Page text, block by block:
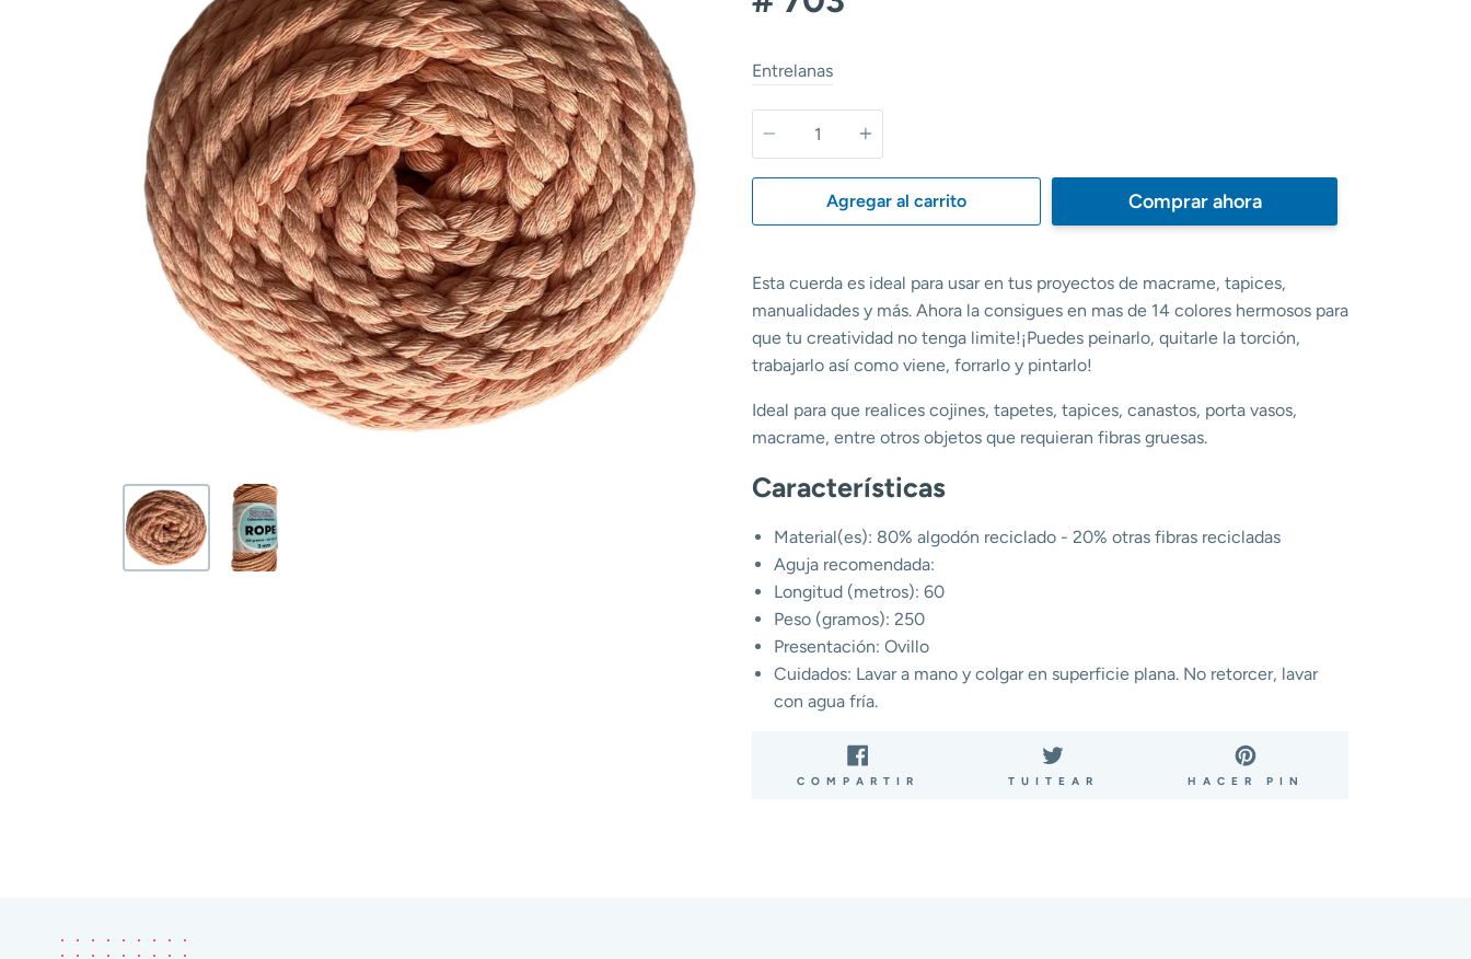
Entrelanas
Cantidad
Agregar al carrito Comprar ahora
Esta cuerda es ideal para usar en tus proyectos de macrame, tapices,
manualidades y más. Ahora la consigues en mas de 14 colores hermosos para
que tu creatividad no tenga limite!¡Puedes peinarlo, quitarle la torción,
trabajarlo así como viene, forrarlo y pintarlo!
Ideal para que realices cojines, tapetes, tapices, canastos, porta vasos,
macrame, entre otros objetos que requieran fibras gruesas.
Características
Material(es): 80% algodón reciclado - 20% otras fibras recicladas
Aguja recomendada:
Longitud (metros): 60
Peso (gramos): 250
Presentación: Ovillo
Cuidados: Lavar a mano y colgar en superficie plana. No retorcer, lavar
con agua fría.
COMPARTIR
COMPARTIRTUITEAR
TUITEARHACER PIN